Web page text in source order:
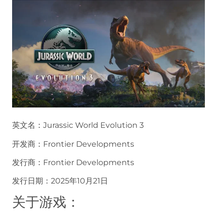
英文名：Jurassic World Evolution 3
开发商：Frontier Developments
发行商：Frontier Developments
发行日期：2025年10月21日
关于游戏：